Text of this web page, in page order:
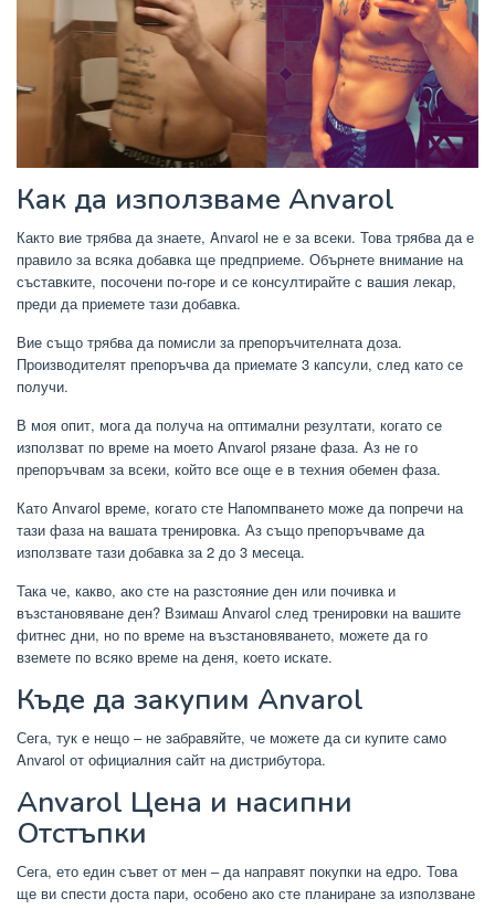
Как да използваме Anvarol
Както вие трябва да знаете, Anvarol не е за всеки. Това трябва да е
правило за всяка добавка ще предприеме. Обърнете внимание на
съставките, посочени по-горе и се консултирайте с вашия лекар,
преди да приемете тази добавка.
Вие също трябва да помисли за препоръчителната доза.
Производителят препоръчва да приемате 3 капсули, след като се
получи.
В моя опит, мога да получа на оптимални резултати, когато се
използват по време на моето Anvarol рязане фаза. Аз не го
препоръчвам за всеки, който все още е в техния обемен фаза.
Като Anvarol време, когато сте Напомпването може да попречи на
тази фаза на вашата тренировка. Аз също препоръчваме да
използвате тази добавка за 2 до 3 месеца.
Така че, какво, ако сте на разстояние ден или почивка и
възстановяване ден? Взимаш Anvarol след тренировки на вашите
фитнес дни, но по време на възстановяването, можете да го
вземете по всяко време на деня, което искате.
Къде да закупим Anvarol
Сега, тук е нещо – не забравяйте, че можете да си купите само
Anvarol от официалния сайт на дистрибутора.
Anvarol Цена и насипни
Отстъпки
Сега, ето един съвет от мен – да направят покупки на едро. Това
ще ви спести доста пари, особено ако сте планиране за използване